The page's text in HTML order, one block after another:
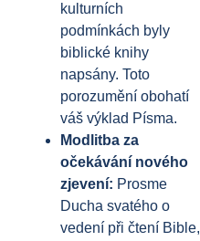
kulturních
podmínkách byly
biblické knihy
napsány. Toto
porozumění obohatí
váš výklad Písma.
Modlitba za
očekávání nového
zjevení: Prosme
Ducha svatého o
vedení při čtení Bible,